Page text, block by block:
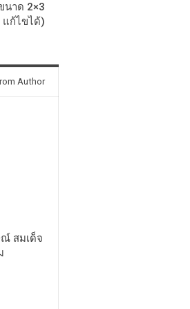
นาด 2×3
แก้ไขได้)
Author
สมเด็จ